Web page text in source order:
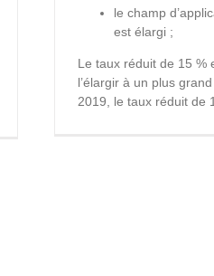
le champ
est élargi ;
Le taux réduit de 15 %
l’élargir à un plus
2019, le taux réduit de